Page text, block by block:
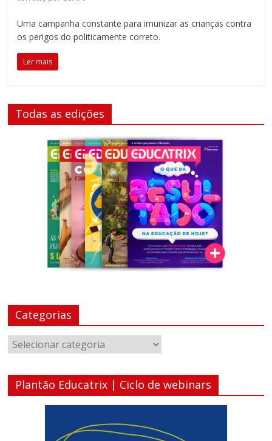
Uma campanha constante para imunizar as crianças contra
os perigos do politicamente correto.
Ler mais
Todas as edições
Categorias
Categorias
Plantão Educatrix | Ciclo de webinars